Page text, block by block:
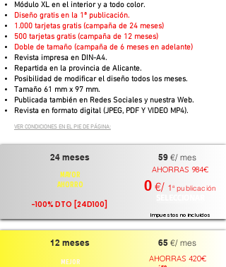
Módulo XL en el interior y a todo color.
Diseño gratis en la 1ª publicación.
1.000 tarjetas gratis (campaña de 24 meses)
500 tarjetas gratis (campaña de 12 meses)
Doble de tamaño (campaña de 6 meses en adelante)
Revista impresa en DIN-A4.
Repartida en la provincia de Alicante.
Posibilidad de modificar el diseño todos los meses.
Tamaño 61 mm x 97 mm.
Publicada también en Redes Sociales y nuestra Web.
Revista en formato digital (JPEG, PDF Y VIDEO MP4).
VER CONDICIONES EN EL PIE DE PÁGINA:
24 meses 59€/ mes
Impuestos no incluidos
12 meses 65€/ mes
AHORRAS 984€
AHORRAS 420€
-100% DTO [24D100]
0 €/ 1ª publicación
MAYOR
AHORRO
MEJOR